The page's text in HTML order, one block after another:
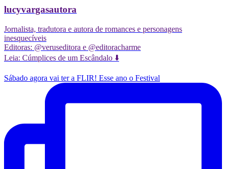
lucyvargasautora
Jornalista, tradutora e autora de romances e personagens
inesquecíveis
Editoras: @veruseditora e @editoracharme
Leia: Cúmplices de um Escândalo ⬇️
Sábado agora vai ter a FLIR! Esse ano o Festival